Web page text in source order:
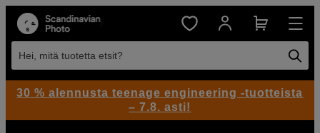
Hei, mitä tuotetta etsit?
30 % alennusta teenage engineering -tuotteista
– 7.8. asti!